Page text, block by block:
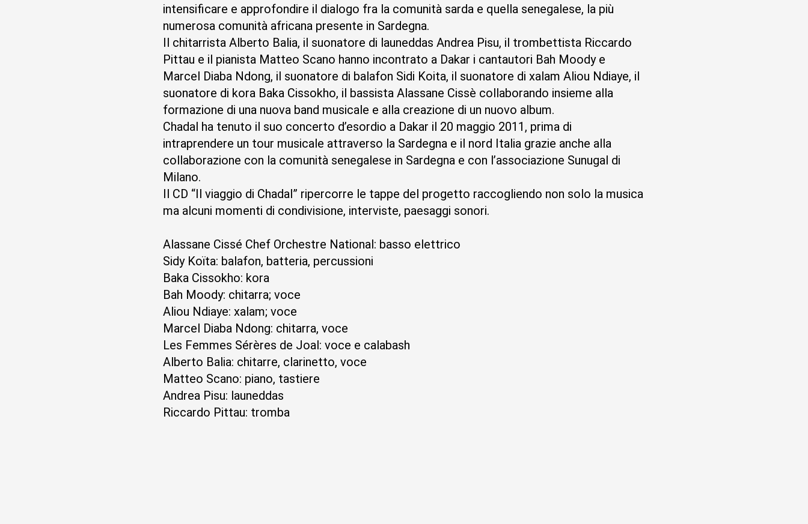
intensificare e approfondire il dialogo fra la comunità sarda e quella senegalese, la più
numerosa comunità africana presente in Sardegna.
Il chitarrista Alberto Balia, il suonatore di launeddas Andrea Pisu, il trombettista Riccardo
Pittau e il pianista Matteo Scano hanno incontrato a Dakar i cantautori Bah Moody e
Marcel Diaba Ndong, il suonatore di balafon Sidi Koita, il suonatore di xalam Aliou Ndiaye, il
suonatore di kora Baka Cissokho, il bassista Alassane Cissè collaborando insieme alla
formazione di una nuova band musicale e alla creazione di un nuovo album.
Chadal ha tenuto il suo concerto d’esordio a Dakar il 20 maggio 2011, prima di
intraprendere un tour musicale attraverso la Sardegna e il nord Italia grazie anche alla
collaborazione con la comunità senegalese in Sardegna e con l’associazione Sunugal di
Milano.
Il CD “Il viaggio di Chadal” ripercorre le tappe del progetto raccogliendo non solo la musica
ma alcuni momenti di condivisione, interviste, paesaggi sonori.
Alassane Cissé Chef Orchestre National: basso elettrico
Sidy Koïta: balafon, batteria, percussioni
Baka Cissokho: kora
Bah Moody: chitarra; voce
Aliou Ndiaye: xalam; voce
Marcel Diaba Ndong: chitarra, voce
Les Femmes Sérères de Joal: voce e calabash
Alberto Balia: chitarre, clarinetto, voce
Matteo Scano: piano, tastiere
Andrea Pisu: launeddas
Riccardo Pittau: tromba